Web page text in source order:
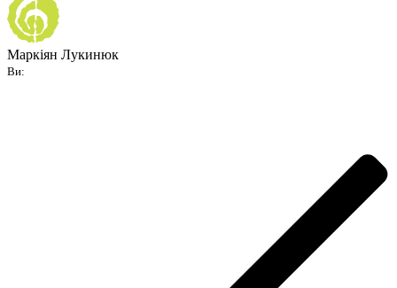
Маркіян Лукинюк
Ви: